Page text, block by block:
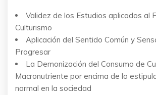
Validez de los Estudios aplicados al
Culturismo
Aplicación del Sentido Común y
Progresar
La Demonización del Consumo de
Macronutriente por encima de lo
normal en la sociedad